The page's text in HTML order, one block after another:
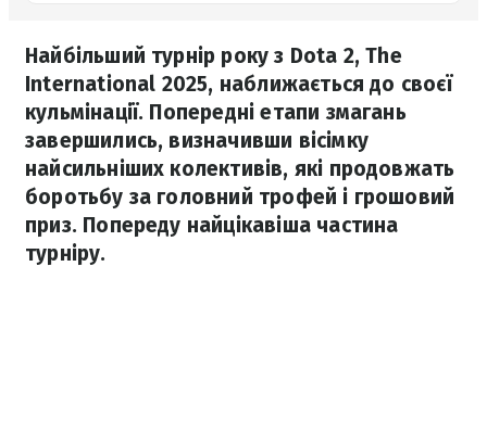
Найбільший турнір року з Dota 2, The
International 2025, наближається до своєї
кульмінації. Попередні етапи змагань
завершились, визначивши вісімку
найсильніших колективів, які продовжать
боротьбу за головний трофей і грошовий
приз. Попереду найцікавіша частина
турніру.